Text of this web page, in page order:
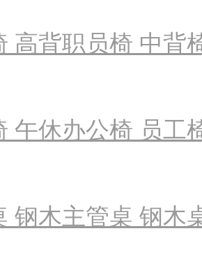
高背职员椅 中背
午休办公椅 员工
钢木主管桌 钢木